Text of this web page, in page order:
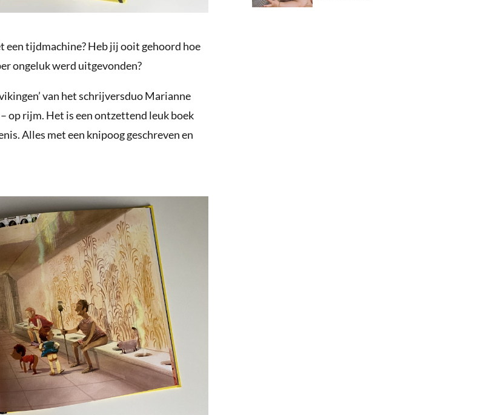
een tijdmachine? Heb jij ooit gehoord hoe
ongeluk werd uitgevonden?
van het schrijversduo Marianne
op rijm. Het is een ontzettend leuk boek
Alles met een knipoog geschreven en